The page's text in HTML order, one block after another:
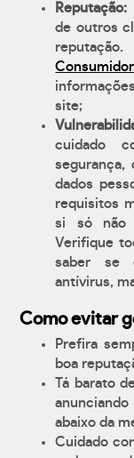
Reputação:
de outros
site;
cuidado
segurança,
dados
requisitos
si só não
Verifique
saber se
antívirus,
Como evitar
Prefira
boa
Tá barato
abaixo da
Cuidado